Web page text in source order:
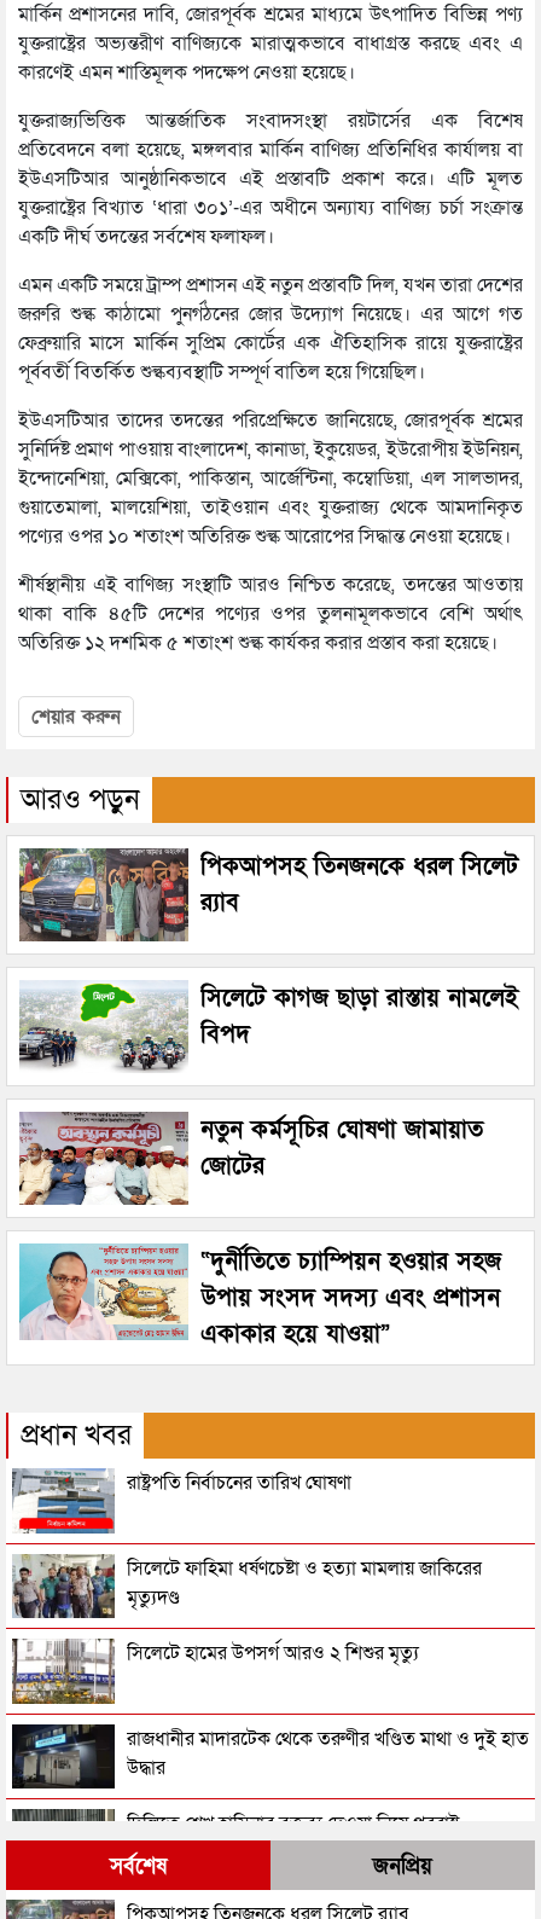
মার্কিন প্রশাসনের দাবি, জোরপূর্বক শ্রমের মাধ্যমে উৎপাদিত বিভিন্ন পণ্য
যুক্তরাষ্ট্রের অভ্যন্তরীণ বাণিজ্যকে মারাত্মকভাবে বাধাগ্রস্ত করছে এবং এ
কারণেই এমন শাস্তিমূলক পদক্ষেপ নেওয়া হয়েছে।
যুক্তরাজ্যভিত্তিক আন্তর্জাতিক সংবাদসংস্থা রয়টার্সের এক বিশেষ
প্রতিবেদনে বলা হয়েছে, মঙ্গলবার মার্কিন বাণিজ্য প্রতিনিধির কার্যালয় বা
ইউএসটিআর আনুষ্ঠানিকভাবে এই প্রস্তাবটি প্রকাশ করে। এটি মূলত
যুক্তরাষ্ট্রের বিখ্যাত ‘ধারা ৩০১’-এর অধীনে অন্যায্য বাণিজ্য চর্চা সংক্রান্ত
একটি দীর্ঘ তদন্তের সর্বশেষ ফলাফল।
এমন একটি সময়ে ট্রাম্প প্রশাসন এই নতুন প্রস্তাবটি দিল, যখন তারা দেশের
জরুরি শুল্ক কাঠামো পুনর্গঠনের জোর উদ্যোগ নিয়েছে। এর আগে গত
ফেব্রুয়ারি মাসে মার্কিন সুপ্রিম কোর্টের এক ঐতিহাসিক রায়ে যুক্তরাষ্ট্রের
পূর্ববর্তী বিতর্কিত শুল্কব্যবস্থাটি সম্পূর্ণ বাতিল হয়ে গিয়েছিল।
ইউএসটিআর তাদের তদন্তের পরিপ্রেক্ষিতে জানিয়েছে, জোরপূর্বক শ্রমের
সুনির্দিষ্ট প্রমাণ পাওয়ায় বাংলাদেশ, কানাডা, ইকুয়েডর, ইউরোপীয় ইউনিয়ন,
ইন্দোনেশিয়া, মেক্সিকো, পাকিস্তান, আর্জেন্টিনা, কম্বোডিয়া, এল সালভাদর,
গুয়াতেমালা, মালয়েশিয়া, তাইওয়ান এবং যুক্তরাজ্য থেকে আমদানিকৃত
পণ্যের ওপর ১০ শতাংশ অতিরিক্ত শুল্ক আরোপের সিদ্ধান্ত নেওয়া হয়েছে।
শীর্ষস্থানীয় এই বাণিজ্য সংস্থাটি আরও নিশ্চিত করেছে, তদন্তের আওতায়
থাকা বাকি ৪৫টি দেশের পণ্যের ওপর তুলনামূলকভাবে বেশি অর্থাৎ
অতিরিক্ত ১২ দশমিক ৫ শতাংশ শুল্ক কার্যকর করার প্রস্তাব করা হয়েছে।
শেয়ার করুন
আরও পড়ুন
পিকআপসহ তিনজনকে ধরল সিলেট
র‌্যাব
সিলেটে কাগজ ছাড়া রাস্তায় নামলেই
বিপদ
নতুন কর্মসূচির ঘোষণা জামায়াত
জোটের
“দুর্নীতিতে চ্যাম্পিয়ন হওয়ার সহজ
উপায় সংসদ সদস্য এবং প্রশাসন
একাকার হয়ে যাওয়া”
প্রধান খবর
রাষ্ট্রপতি নির্বাচনের তারিখ ঘোষণা
সিলেটে ফাহিমা ধর্ষণচেষ্টা ও হত্যা মামলায় জাকিরের
মৃত্যুদণ্ড
সিলেটে হামের উপসর্গ আরও ২ শিশুর মৃত্যু
রাজধানীর মাদারটেক থেকে তরুণীর খণ্ডিত মাথা ও দুই হাত
উদ্ধার
দিল্লিতে শেখ হাসিনার বক্তব্য দেওয়া নিয়ে পররাষ্ট্র
মন্ত্রণালয়ের ক্ষোভ
সিলেটের সাবেক মন্ত্রী-এমপিরা কে কোথায়?
সর্বশেষ জনপ্রিয়